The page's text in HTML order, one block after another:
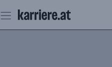
Seiteninhalt
springen